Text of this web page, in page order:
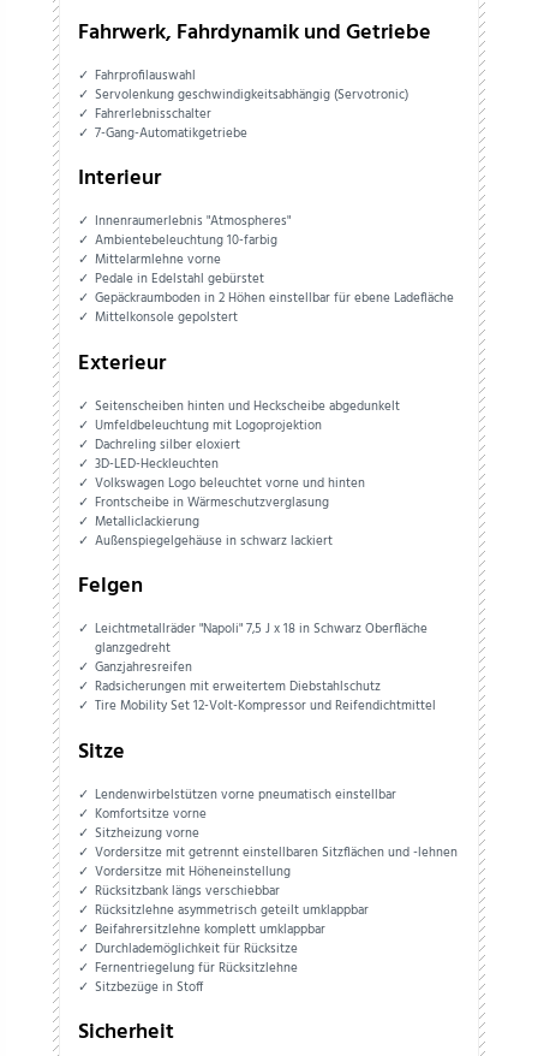
Fahrwerk, Fahrdynamik und Getriebe
Fahrprofilauswahl
Servolenkung geschwindigkeitsabhängig (Servotronic)
Fahrerlebnisschalter
7-Gang-Automatikgetriebe
Interieur
Innenraumerlebnis "Atmospheres"
Ambientebeleuchtung 10-farbig
Mittelarmlehne vorne
Pedale in Edelstahl gebürstet
Gepäckraumboden in 2 Höhen einstellbar für ebene Ladefläche
Mittelkonsole gepolstert
Exterieur
Seitenscheiben hinten und Heckscheibe abgedunkelt
Umfeldbeleuchtung mit Logoprojektion
Dachreling silber eloxiert
3D-LED-Heckleuchten
Volkswagen Logo beleuchtet vorne und hinten
Frontscheibe in Wärmeschutzverglasung
Metalliclackierung
Außenspiegelgehäuse in schwarz lackiert
Felgen
Leichtmetallräder "Napoli" 7,5 J x 18 in Schwarz Oberfläche
glanzgedreht
Ganzjahresreifen
Radsicherungen mit erweitertem Diebstahlschutz
Tire Mobility Set 12-Volt-Kompressor und Reifendichtmittel
Sitze
Lendenwirbelstützen vorne pneumatisch einstellbar
Komfortsitze vorne
Sitzheizung vorne
Vordersitze mit getrennt einstellbaren Sitzflächen und -lehnen
Vordersitze mit Höheneinstellung
Rücksitzbank längs verschiebbar
Rücksitzlehne asymmetrisch geteilt umklappbar
Beifahrersitzlehne komplett umklappbar
Durchlademöglichkeit für Rücksitze
Fernentriegelung für Rücksitzlehne
Sitzbezüge in Stoff
Sicherheit